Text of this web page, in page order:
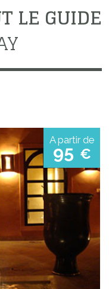
LE GUIDE
A partir de
95 €